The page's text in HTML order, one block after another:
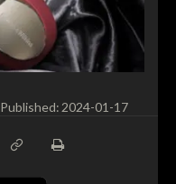
Published: 2024-01-17